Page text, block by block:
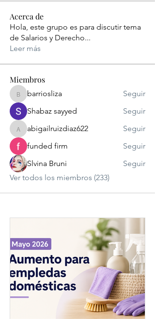
Acerca de
Hola, este grupo es para discutir tema
de Salarios y Derecho...
Leer más
Miembros
barriosliza
barriosliza
Seguir
Shabaz sayyed
Seguir
abigailruizdiaz622
abigailruizdiaz622
Seguir
funded firm
Seguir
Slvina Bruni
Seguir
Ver todos los miembros (233)